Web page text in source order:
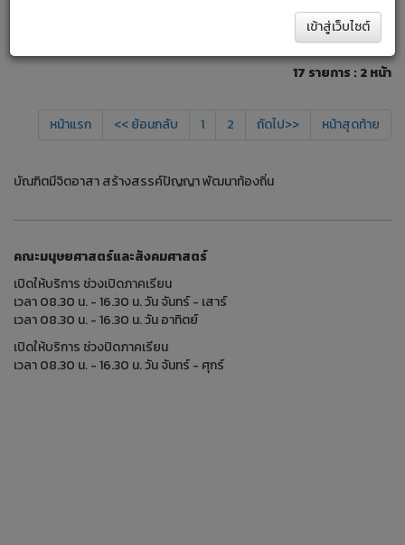
เข้าสู่เว็บไซต์
ค้นหา
17 รายการ : 2 หน้า
หน้าแรก << ย้อนกลับ 1 2 ถัดไป>> หน้าสุดท้าย
บัณฑิตมีจิตอาสา สร้างสรรค์ปัญญา พัฒนาท้องถิ่น
คณะมนุษยศาสตร์และสังคมศาสตร์
เปิดให้บริการ ช่วงเปิดภาคเรียน
เวลา 08.30 น. - 16.30 น. วัน จันทร์ - เสาร์
เวลา 08.30 น. - 16.30 น. วัน อาทิตย์
เปิดให้บริการ ช่วงปิดภาคเรียน
เวลา 08.30 น. - 16.30 น. วัน จันทร์ - ศุกร์